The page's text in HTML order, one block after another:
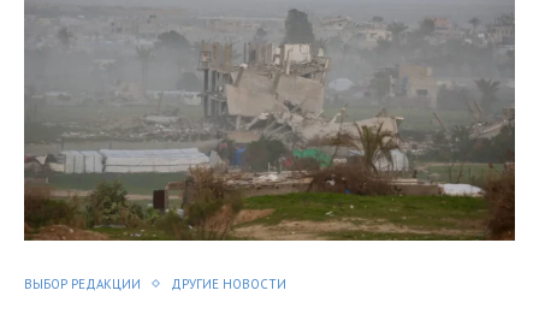
ВЫБОР РЕДАКЦИИ ДРУГИЕ НОВОСТИ